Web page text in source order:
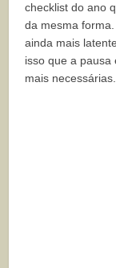
checklist do ano
da mesma
ainda mais
isso que a pausa
mais necessárias.